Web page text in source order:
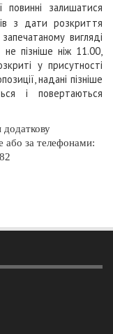
залишатися
з дати розкриття
вигляді
пізніше ніж 11.00,
у присутності
надані пізніше
і повертаються
додаткову
або за телефонами: